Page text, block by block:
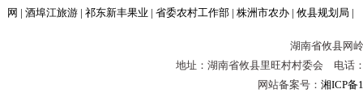
网 | 酒埠江旅游 | 祁东新丰果业 | 省委农村工作部 | 株洲市农办 | 攸县规划局 |
湖南省攸县网
地址：湖南省攸县里旺村村委会 电
网站备案号： 湘ICP备